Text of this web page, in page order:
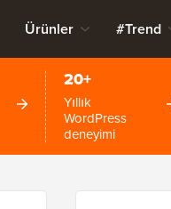
Ürünler #Trend
20+
Yıllık
WordPress
deneyimi